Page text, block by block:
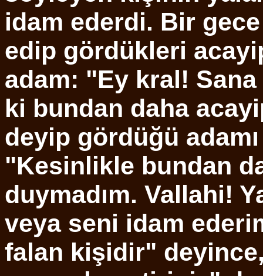
idam ederdi. Bir
edip gördükleri
adam: "Ey kral!
ki bundan daha
deyip gördüğü
"Kesinlikle bundan
duymadım. Vallahi!
veya seni idam
falan kişidir"